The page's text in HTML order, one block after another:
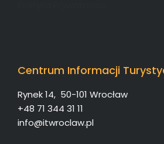
Centrum Informacji
Rynek 14, 50-101 Wrocław
+48 71 344 31 11
info@itwroclaw.pl